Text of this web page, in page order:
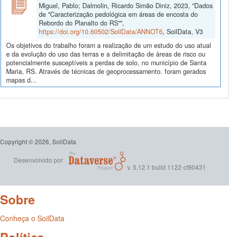
Miguel, Pablo; Dalmolin, Ricardo Simão Diniz, 2023, "Dados
de "Caracterização pedológica em áreas de encosta do
Rebordo do Planalto do RS"",
https://doi.org/10.60502/SoilData/ANNOT6, SoilData, V3
Os objetivos do trabalho foram a realização de um estudo do uso atual
e da evolução do uso das terras e a delimitação de áreas de risco ou
potencialmente susceptíveis a perdas de solo, no município de Santa
Maria, RS. Através de técnicas de geoprocessamento. foram gerados
mapas d...
Copyright © 2026, SoilData
Desenvolvido por
v. 5.12.1 build 1122-cf90431
Sobre
Conheça o SoilData